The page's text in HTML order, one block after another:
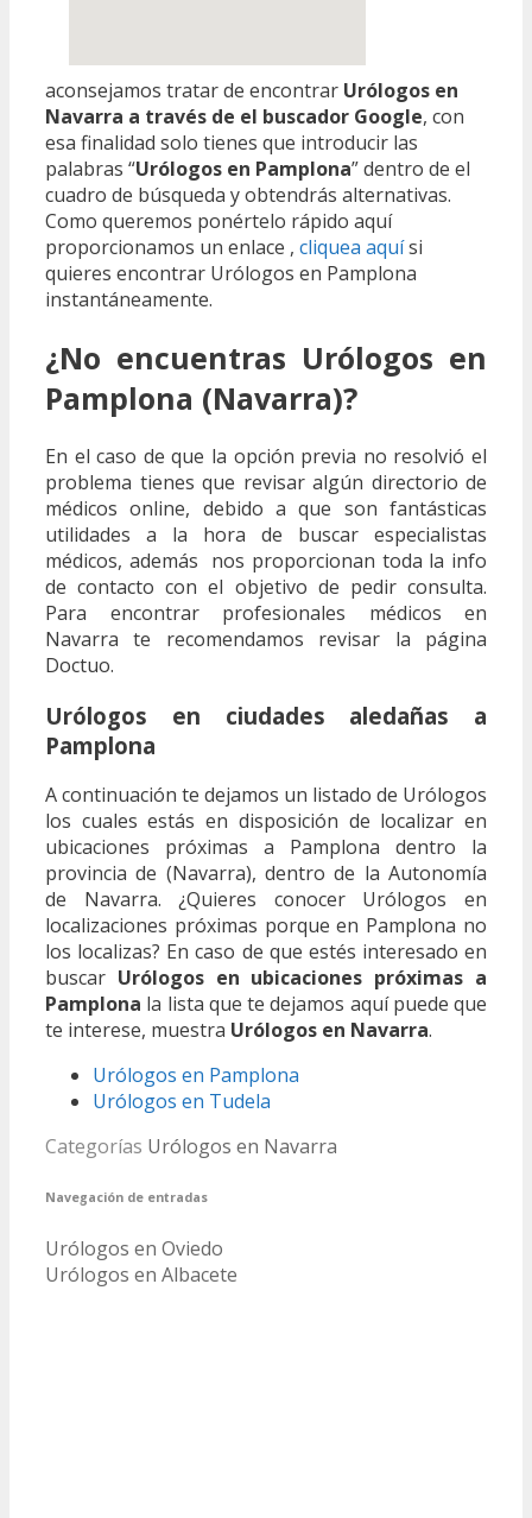
aconsejamos tratar de encontrar Urólogos en
Navarra a través de el buscador Google, con
esa finalidad solo tienes que introducir las
palabras “Urólogos en Pamplona” dentro de el
cuadro de búsqueda y obtendrás alternativas.
Como queremos ponértelo rápido aquí
proporcionamos un enlace , cliquea aquísi
quieres encontrar Urólogos en Pamplona
instantáneamente.
¿No encuentras Urólogos en
Pamplona (Navarra)?
En el caso de que la opción previa no resolvió el
problema tienes que revisar algún directorio de
médicos online, debido a que son fantásticas
utilidades a la hora de buscar especialistas
médicos, además nos proporcionan toda la info
de contacto con el objetivo de pedir consulta.
Para encontrar profesionales médicos en
Navarra te recomendamos revisar la página
Doctuo.
Urólogos en ciudades aledañas a
Pamplona
A continuación te dejamos un listado de Urólogos
los cuales estás en disposición de localizar en
ubicaciones próximas a Pamplona dentro la
provincia de (Navarra), dentro de la Autonomía
de Navarra. ¿Quieres conocer Urólogos en
localizaciones próximas porque en Pamplona no
los localizas? En caso de que estés interesado en
buscar Urólogos en ubicaciones próximas a
Pamplona la lista que te dejamos aquí puede que
te interese, muestra Urólogos en Navarra.
Urólogos en Pamplona
Urólogos en Tudela
Categorías Urólogos en Navarra
Navegación de entradas
Urólogos en Oviedo
Urólogos en Albacete